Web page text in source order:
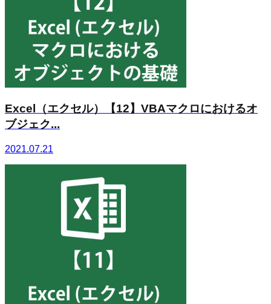
Excel（エクセル）【12】VBAマクロにおけるオ
ブジェク...
2021.07.21